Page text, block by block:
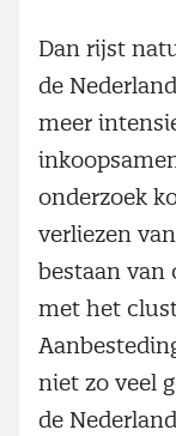
Dan rijst
de
meer
onderzoek
verliezen
bestaan van
met het
niet zo veel
de